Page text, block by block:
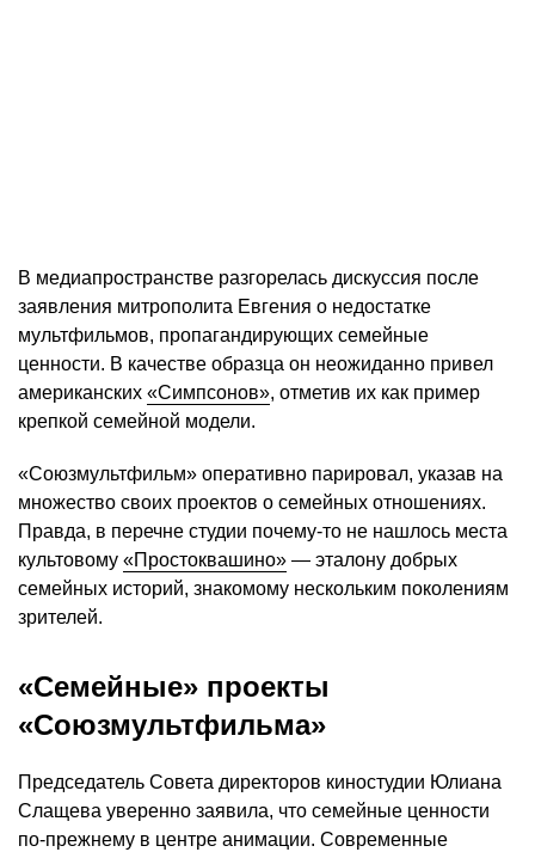
В медиапространстве разгорелась дискуссия после
заявления митрополита Евгения о недостатке
мультфильмов, пропагандирующих семейные
ценности. В качестве образца он неожиданно привел
американских «Симпсонов», отметив их как пример
крепкой семейной модели.
«Союзмультфильм» оперативно парировал, указав на
множество своих проектов о семейных отношениях.
Правда, в перечне студии почему-то не нашлось места
культовому «Простоквашино» — эталону добрых
семейных историй, знакомому нескольким поколениям
зрителей.
«Семейные» проекты
«Союзмультфильма»
Председатель Совета директоров киностудии Юлиана
Слащева уверенно заявила, что семейные ценности
по-прежнему в центре анимации. Современные